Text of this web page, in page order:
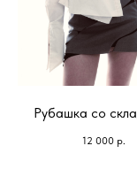
Рубашка со
12 000 р.